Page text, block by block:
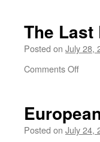
ein
Nazi!
The
Posted on July 28,
Comments Offon
of
Our
Posted on July 24,